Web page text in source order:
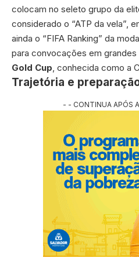
colocam no seleto grupo da
considerado o “ATP da vela”,
ainda o “FIFA Ranking” da
para convocações em
Gold Cup, conhecida como a
Trajetória e
- - CONTINUA APÓS